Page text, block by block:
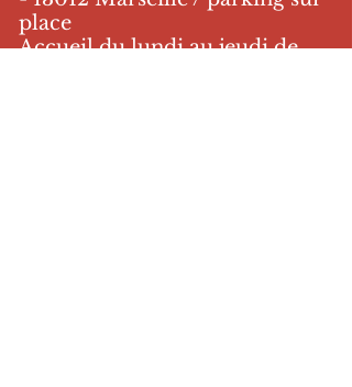
place
Accueil du lundi au jeudi de